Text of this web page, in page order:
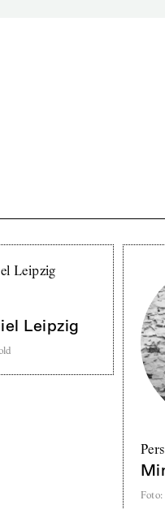
Leipzig
Foto: